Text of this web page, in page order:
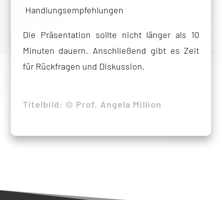
Handlungsempfehlungen
Die Präsentation sollte nicht länger als 10
Minuten dauern. Anschließend gibt es Zeit
für Rückfragen und Diskussion.
Titelbild: © Prof. Angela Million